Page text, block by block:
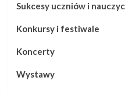
Sukcesy uczniów i
Konkursy i festiwale
Koncerty
Wystawy